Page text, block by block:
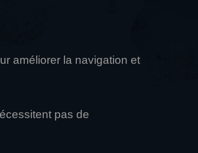
améliorer la navigation et
pas de